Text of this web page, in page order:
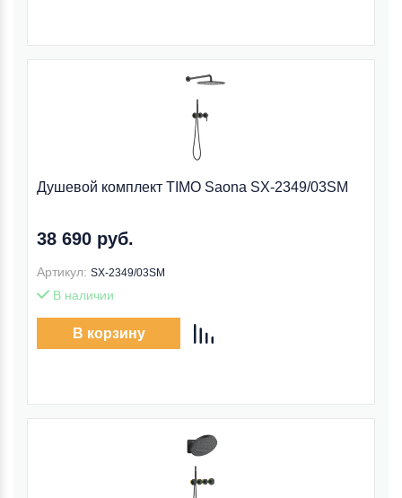
Душевой комплект TIMO Saona SX-2349/03SM
38 690 руб.
Артикул: SX-2349/03SM
В наличии
В корзину